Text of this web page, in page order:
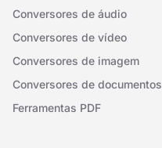
Conversores de áudio
Conversores de vídeo
Conversores de imagem
Conversores de documentos
Ferramentas PDF